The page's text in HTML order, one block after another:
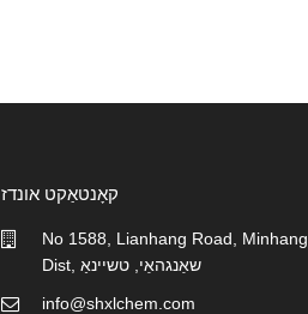
קאָנטאַקט אונדז
No 1588, Lianhang Road, Minhang
Dist, שאַנגהאַי, טשיינאַ
info@shxlchem.com